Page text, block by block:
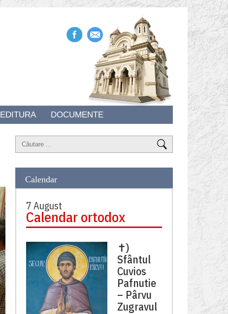
EDITURA DOCUMENTE
Calendar
7 August
Calendar ortodox
✝)
Sfântul
Cuvios
Pafnutie
– Pârvu
Zugravul